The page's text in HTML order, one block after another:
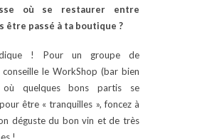
où se restaurer entre
être passé à ta boutique ?
! Pour un groupe de
le WorkShop (bar bien
où quelques bons partis se
être « tranquilles », foncez à
déguste du bon vin et de très